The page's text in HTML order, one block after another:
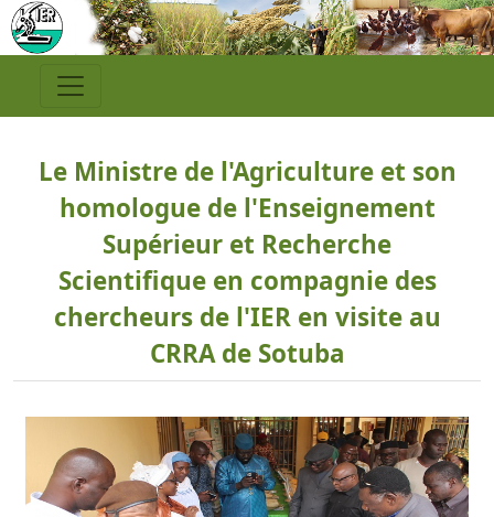
Le Ministre de l'Agriculture et son
homologue de l'Enseignement
Supérieur et Recherche
Scientifique en compagnie des
chercheurs de l'IER en visite au
CRRA de Sotuba